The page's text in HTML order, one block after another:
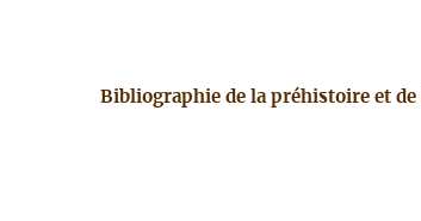
Bibliographie de la préhistoire et